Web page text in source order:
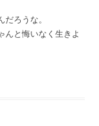
ろうな。
んと悔いなく生きよ